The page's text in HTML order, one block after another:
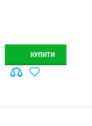
КУПИТИ